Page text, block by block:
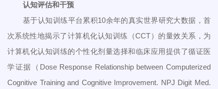
认知评估和干预
基于认知训练平台累积10余年的真实世界研究大数据，首
次系统性地揭示了计算机化认知训练（CCT）的量效关系，为
计算机化认知训练的个性化剂量选择和临床应用提供了循证医
学证据（Dose Response Relationship between Computerized
Cognitive Training and Cognitive Improvement. NPJ Digit Med.